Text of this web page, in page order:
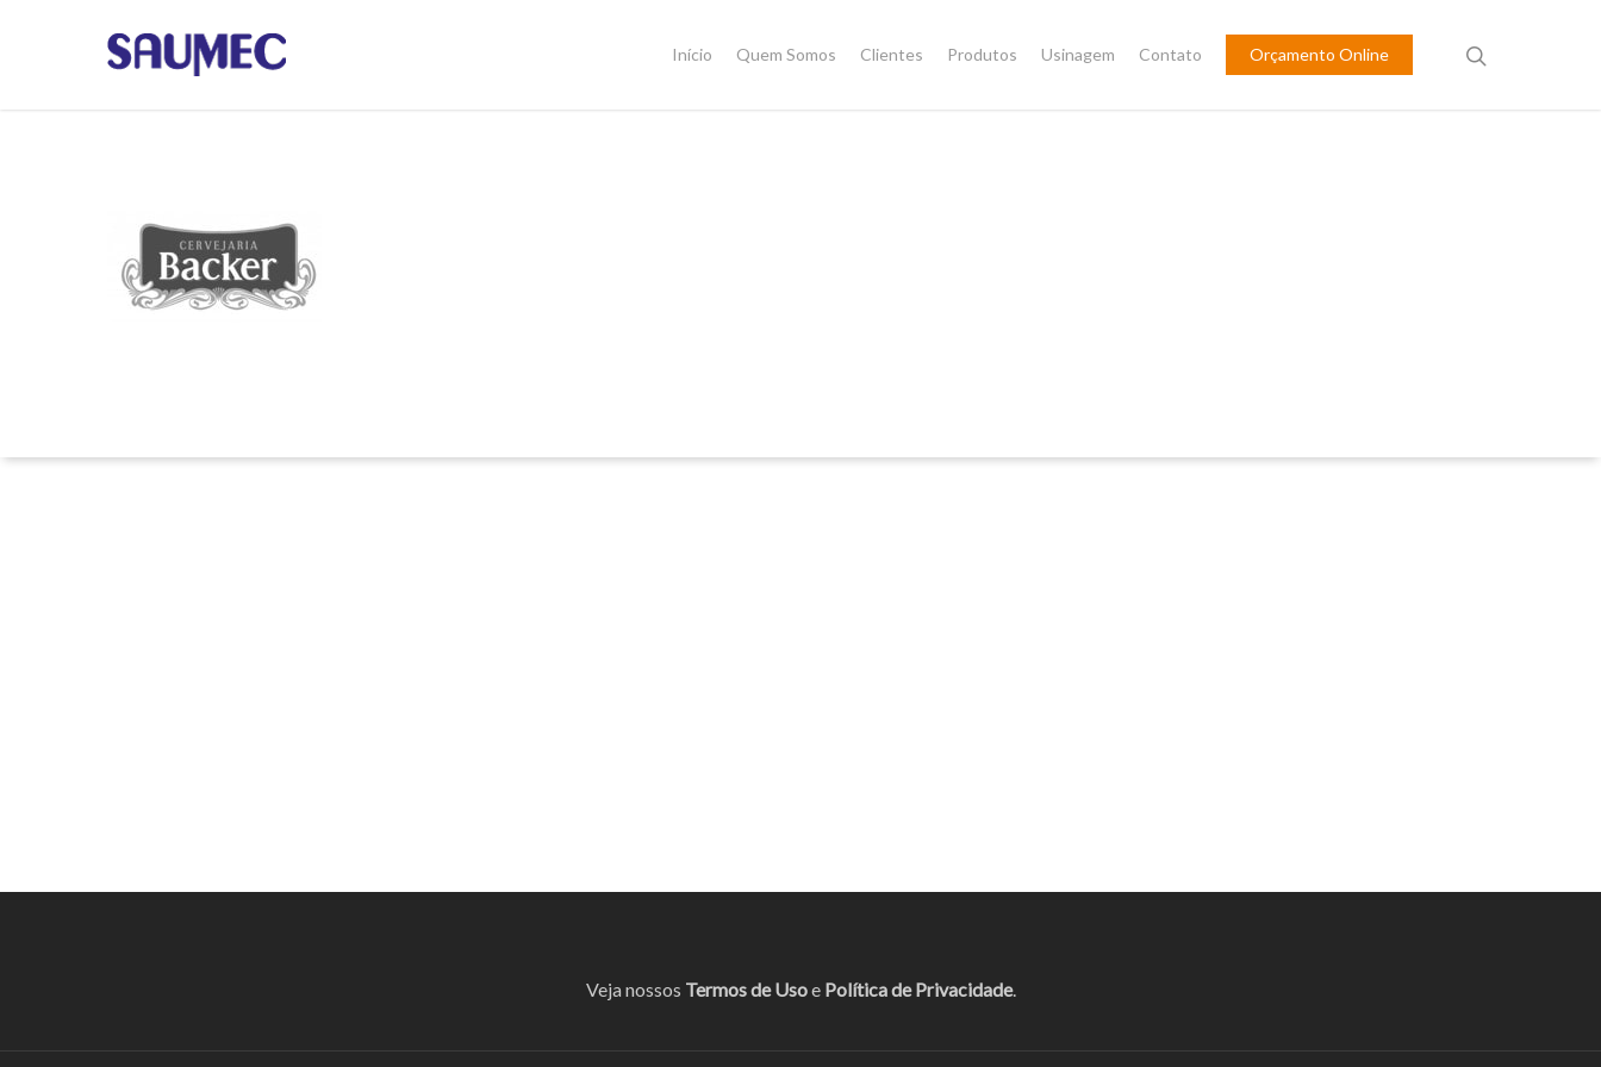
Início Quem Somos Clientes Produtos Usinagem Contato Orçamento Online
Veja nossos Termos de Usoe Política de Privacidade.